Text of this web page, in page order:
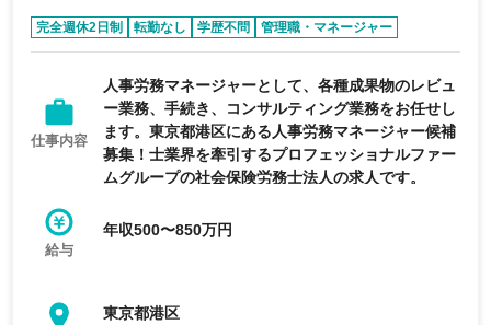
完全週休2日制 転勤なし 学歴不問
管理職・マネージャー
年間休日120日以上
仕事内容
人事労務マネージャーとして、各種成果物のレビュ
ー業務、手続き、コンサルティング業務をお任せし
ます。東京都港区にある人事労務マネージャー候補
募集！士業界を牽引するプロフェッショナルファー
ムグループの社会保険労務士法人の求人です。
給与
年収500〜850万円
東京都港区